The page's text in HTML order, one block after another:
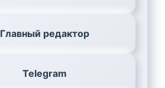
Главный редактор
Telegram